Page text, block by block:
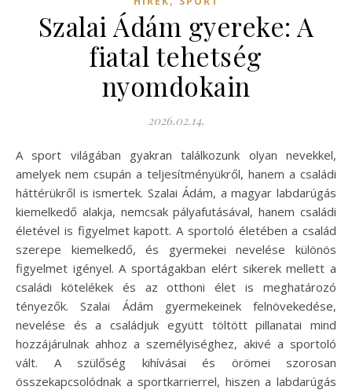
Szalai Ádám gyereke: A
fiatal tehetség
nyomdokain
2026.02.14.
A sport világában gyakran találkozunk olyan nevekkel,
amelyek nem csupán a teljesítményükről, hanem a családi
háttérükről is ismertek. Szalai Ádám, a magyar labdarúgás
kiemelkedő alakja, nemcsak pályafutásával, hanem családi
életével is figyelmet kapott. A sportoló életében a család
szerepe kiemelkedő, és gyermekei nevelése különös
figyelmet igényel. A sportágakban elért sikerek mellett a
családi kötelékek és az otthoni élet is meghatározó
tényezők. Szalai Ádám gyermekeinek felnövekedése,
nevelése és a családjuk együtt töltött pillanatai mind
hozzájárulnak ahhoz a személyiséghez, akivé a sportoló
vált. A szülőség kihívásai és örömei szorosan
összekapcsolódnak a sportkarrierrel, hiszen a labdarúgás